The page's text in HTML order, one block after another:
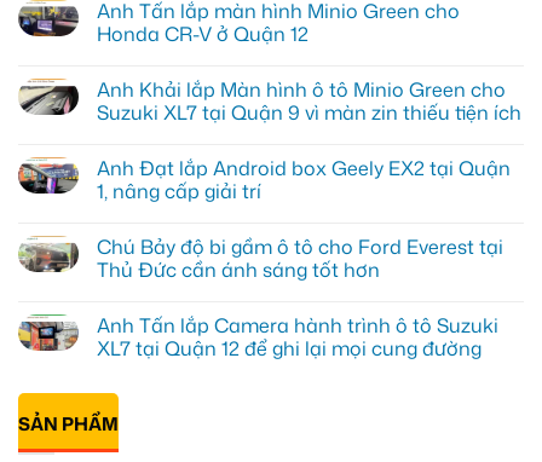
Anh Tấn lắp màn hình Minio Green cho
Honda CR-V ở Quận 12
bình
luận
ở
lắp
màn
hình
cho
Honda
CR-
Quận
12
Anh Khải lắp Màn hình ô tô Minio Green cho
Suzuki XL7 tại Quận 9 vì màn zin thiếu tiện ích
bình
luận
ở
lắp
Màn
hình
Minio
Green
cho
Quận
9
vì
Anh Đạt lắp Android box Geely EX2 tại Quận
1, nâng cấp giải trí
bình
luận
ở
lắp
Android
box
Quận
1,
nâng
Chú Bảy độ bi gầm ô tô cho Ford Everest tại
Thủ Đức cần ánh sáng tốt hơn
bình
luận
ở
bi
gầm
ô
Anh Tấn lắp Camera hành trình ô tô Suzuki
XL7 tại Quận 12 để ghi lại mọi cung đường
có
bình
luận
ở
Anh
SẢN PHẨM